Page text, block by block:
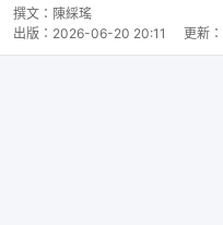
撰文： 陳綵瑤
出版： 2026-06-20 20:11 更新：